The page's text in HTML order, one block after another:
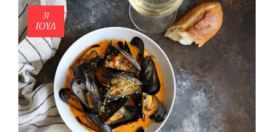
31
ΙΟΎΛ